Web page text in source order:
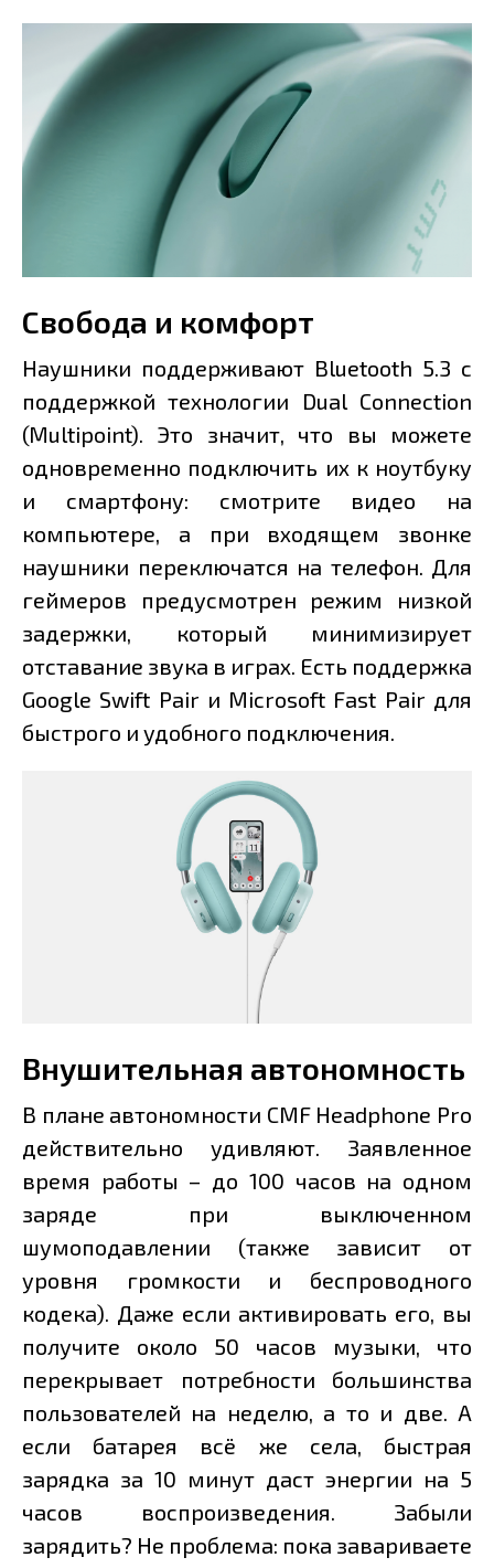
Свобода и комфорт
Наушники поддерживают Bluetooth 5.3 с
поддержкой технологии Dual Connection
(Multipoint). Это значит, что вы можете
одновременно подключить их к ноутбуку
и смартфону: смотрите видео на
компьютере, а при входящем звонке
наушники переключатся на телефон. Для
геймеров предусмотрен режим низкой
задержки, который минимизирует
отставание звука в играх. Есть поддержка
Google Swift Pair и Microsoft Fast Pair для
быстрого и удобного подключения.
Внушительная автономность
В плане автономности CMF Headphone Pro
действительно удивляют. Заявленное
время работы – до 100 часов на одном
заряде при выключенном
шумоподавлении (также зависит от
уровня громкости и беспроводного
кодека). Даже если активировать его, вы
получите около 50 часов музыки, что
перекрывает потребности большинства
пользователей на неделю, а то и две. А
если батарея всё же села, быстрая
зарядка за 10 минут даст энергии на 5
часов воспроизведения. Забыли
зарядить? Не проблема: пока завариваете